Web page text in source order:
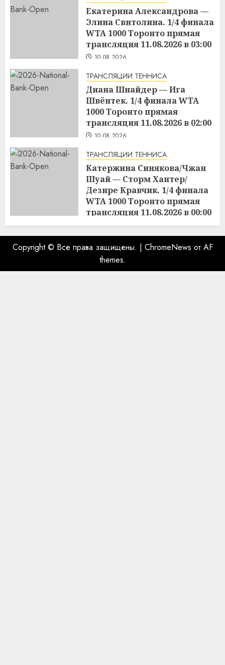
Екатерина Александрова —
Элина Свитолина. 1/4 финала
WTA 1000 Торонто прямая
трансляция 11.08.2026 в 03:00
10.08.2026
ТРАНСЛЯЦИИ ТЕННИСА
Диана Шнайдер — Ига
Швёнтек. 1/4 финала WTA
1000 Торонто прямая
трансляция 11.08.2026 в 02:00
10.08.2026
ТРАНСЛЯЦИИ ТЕННИСА
Катержина Синякова/Чжан
Шуай — Сторм Хантер/
Дезире Кравчик. 1/4 финала
WTA 1000 Торонто прямая
трансляция 11.08.2026 в 00:00
10.08.2026
Copyright © Все права защищены. | ChromeNews от AF
themes.